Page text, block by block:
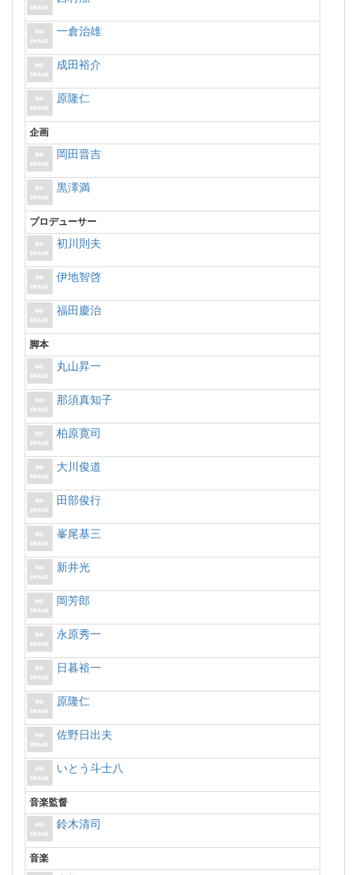
一倉治雄
成田裕介
原隆仁
企画
岡田晋吉
黒澤満
プロデューサー
初川則夫
伊地智啓
福田慶治
脚本
丸山昇一
那須真知子
柏原寛司
大川俊道
田部俊行
峯尾基三
新井光
岡芳郎
永原秀一
日暮裕一
原隆仁
佐野日出夫
いとう斗士八
音楽監督
鈴木清司
音楽